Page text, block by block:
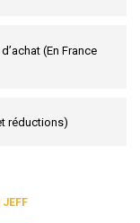
(En France
réductions)